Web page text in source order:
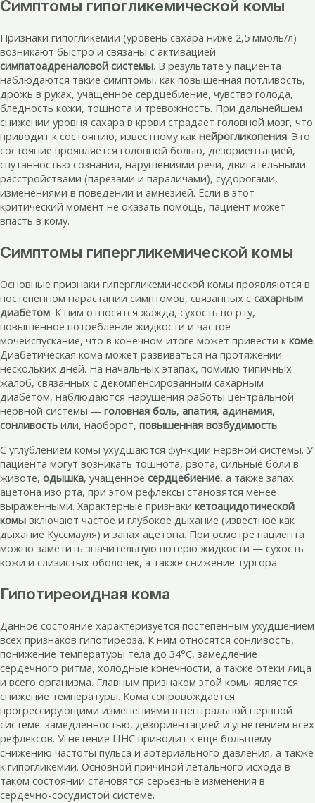
Симптомы гипогликемической комы
Признаки гипогликемии (уровень сахара ниже 2,5 ммоль/л)
возникают быстро и связаны с активацией
симпатоадреналовой системы. В результате у пациента
наблюдаются такие симптомы, как повышенная потливость,
дрожь в руках, учащенное сердцебиение, чувство голода,
бледность кожи, тошнота и тревожность. При дальнейшем
снижении уровня сахара в крови страдает головной мозг, что
приводит к состоянию, известному как нейрогликопения. Это
состояние проявляется головной болью, дезориентацией,
спутанностью сознания, нарушениями речи, двигательными
расстройствами (парезами и параличами), судорогами,
изменениями в поведении и амнезией. Если в этот
критический момент не оказать помощь, пациент может
впасть в кому.
Симптомы гипергликемической комы
Основные признаки гипергликемической комы проявляются в
постепенном нарастании симптомов, связанных с сахарным
диабетом. К ним относятся жажда, сухость во рту,
повышенное потребление жидкости и частое
мочеиспускание, что в конечном итоге может привести к коме.
Диабетическая кома может развиваться на протяжении
нескольких дней. На начальных этапах, помимо типичных
жалоб, связанных с декомпенсированным сахарным
диабетом, наблюдаются нарушения работы центральной
нервной системы — головная боль, апатия, адинамия,
сонливость или, наоборот, повышенная возбудимость.
С углублением комы ухудшаются функции нервной системы. У
пациента могут возникать тошнота, рвота, сильные боли в
животе, одышка, учащенное сердцебиение, а также запах
ацетона изо рта, при этом рефлексы становятся менее
выраженными. Характерные признаки кетоацидотической
комы включают частое и глубокое дыхание (известное как
дыхание Куссмауля) и запах ацетона. При осмотре пациента
можно заметить значительную потерю жидкости — сухость
кожи и слизистых оболочек, а также снижение тургора.
Гипотиреоидная кома
Данное состояние характеризуется постепенным ухудшением
всех признаков гипотиреоза. К ним относятся сонливость,
понижение температуры тела до 34°C, замедление
сердечного ритма, холодные конечности, а также отеки лица
и всего организма. Главным признаком этой комы является
снижение температуры. Кома сопровождается
прогрессирующими изменениями в центральной нервной
системе: замедленностью, дезориентацией и угнетением всех
рефлексов. Угнетение ЦНС приводит к еще большему
снижению частоты пульса и артериального давления, а также
к гипогликемии. Основной причиной летального исхода в
таком состоянии становятся серьезные изменения в
сердечно-сосудистой системе.